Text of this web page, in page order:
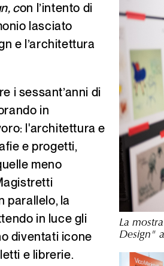
con l’intento di
lasciato
e l’architettura
i sessant’anni di
in
l'architettura e
e progetti,
meno
parallelo, la
in luce gli
diventati icone
e librerie.
La
Design"